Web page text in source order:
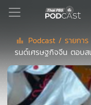
Podcast
เพล
Podcast / รายกา
รนด์เศรษฐกิจจีน ตอบส